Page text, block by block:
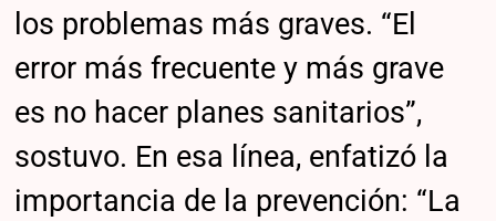
los problemas más graves. “El
error más frecuente y más grave
es no hacer planes sanitarios”,
sostuvo. En esa línea, enfatizó la
importancia de la prevención: “La